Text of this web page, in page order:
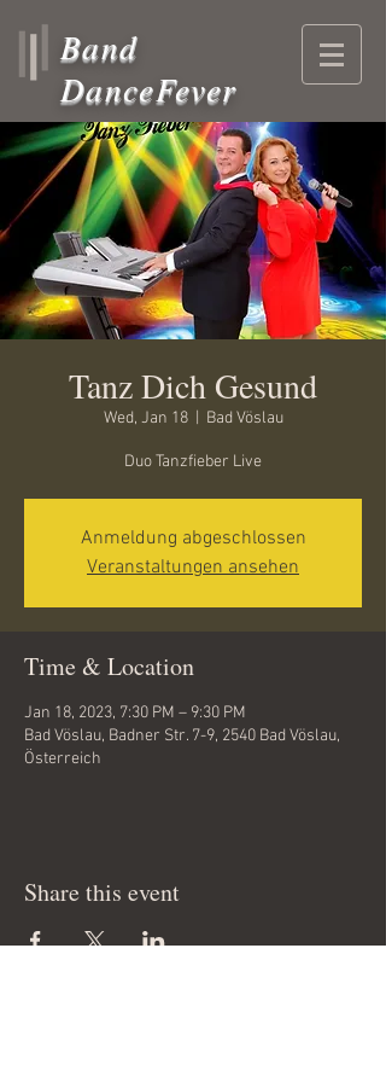
Band
DanceFever
Tanz Dich Gesund
Wed, Jan 18
  |
Bad Vöslau
Duo Tanzfieber Live
Anmeldung abgeschlossen
Veranstaltungen ansehen
Time & Location
Jan 18, 2023, 7:30 PM – 9:30 PM
Bad Vöslau, Badner Str. 7-9, 2540 Bad Vöslau,
Österreich
Share this event